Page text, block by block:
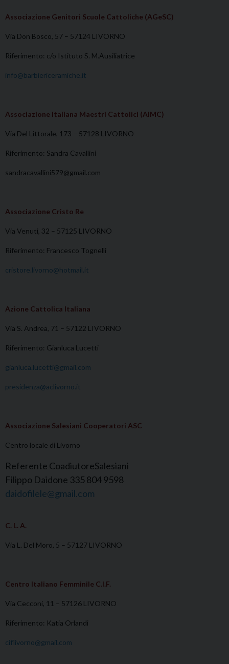
Associazione Genitori Scuole Cattoliche (AGeSC)
Via Don Bosco, 57 – 57124 LIVORNO
Riferimento: c/o Istituto S. M.Ausiliatrice
info@barbiericeramiche.it
Associazione Italiana Maestri Cattolici (AIMC)
Via Del Littorale, 173 – 57128 LIVORNO
Riferimento: Sandra Cavallini
sandracavallini579@gmail.com
Associazione Cristo Re
Via Venuti, 32 – 57125 LIVORNO
Riferimento: Francesco Tognelli
cristore.livorno@hotmail.it
Azione Cattolica Italiana
Via S. Andrea, 71 – 57122 LIVORNO
Riferimento: Gianluca Lucetti
gianluca.lucetti@gmail.com
presidenza@aclivorno.it
Associazione Salesiani Cooperatori ASC
Centro locale di Livorno
Referente CoadiutoreSalesiani
Filippo Daidone 335 804 9598
daidofilele@gmail.com
C. L. A.
Via L. Del Moro, 5 – 57127 LIVORNO
Centro Italiano Femminile C.I.F.
Via Cecconi, 11 – 57126 LIVORNO
Riferimento: Katia Orlandi
ciflivorno@gmail.com